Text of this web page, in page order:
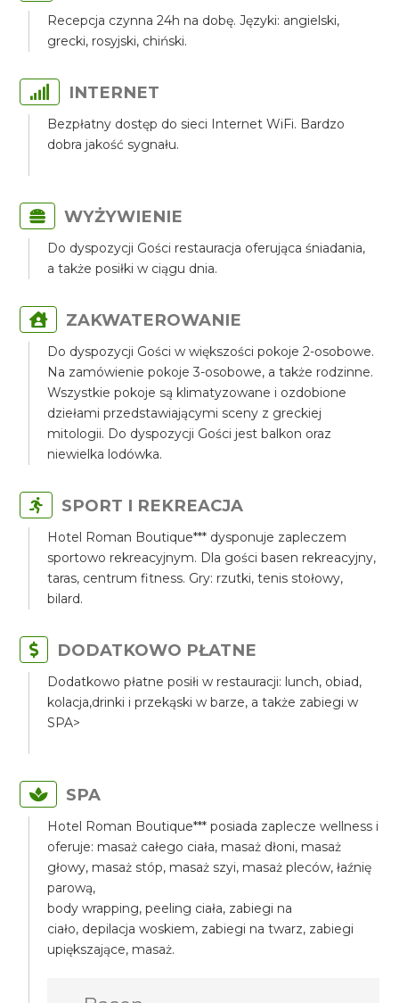
Recepcja czynna 24h na dobę. Języki: angielski,
grecki, rosyjski, chiński.
INTERNET
Bezpłatny dostęp do sieci Internet WiFi. Bardzo
dobra jakość sygnału.
WYŻYWIENIE
Do dyspozycji Gości restauracja oferująca śniadania,
a także posiłki w ciągu dnia.
ZAKWATEROWANIE
Do dyspozycji Gości w większości pokoje 2-osobowe.
Na zamówienie pokoje 3-osobowe, a także rodzinne.
Wszystkie pokoje są klimatyzowane i ozdobione
dziełami przedstawiającymi sceny z greckiej
mitologii. Do dyspozycji Gości jest balkon oraz
niewielka lodówka.
SPORT I REKREACJA
Hotel Roman Boutique*** dysponuje zapleczem
sportowo rekreacyjnym. Dla gości basen rekreacyjny,
taras, centrum fitness. Gry: rzutki, tenis stołowy,
bilard.
DODATKOWO PŁATNE
Dodatkowo płatne posiłi w restauracji: lunch, obiad,
kolacja,drinki i przekąski w barze, a także zabiegi w
SPA>
SPA
Hotel Roman Boutique*** posiada zaplecze wellness i
oferuje: masaż całego ciała, masaż dłoni, masaż
głowy, masaż stóp, masaż szyi, masaż pleców, łaźnię
parową,
body wrapping, peeling ciała, zabiegi na
ciało, depilacja woskiem, zabiegi na twarz, zabiegi
upiększające, masaż.